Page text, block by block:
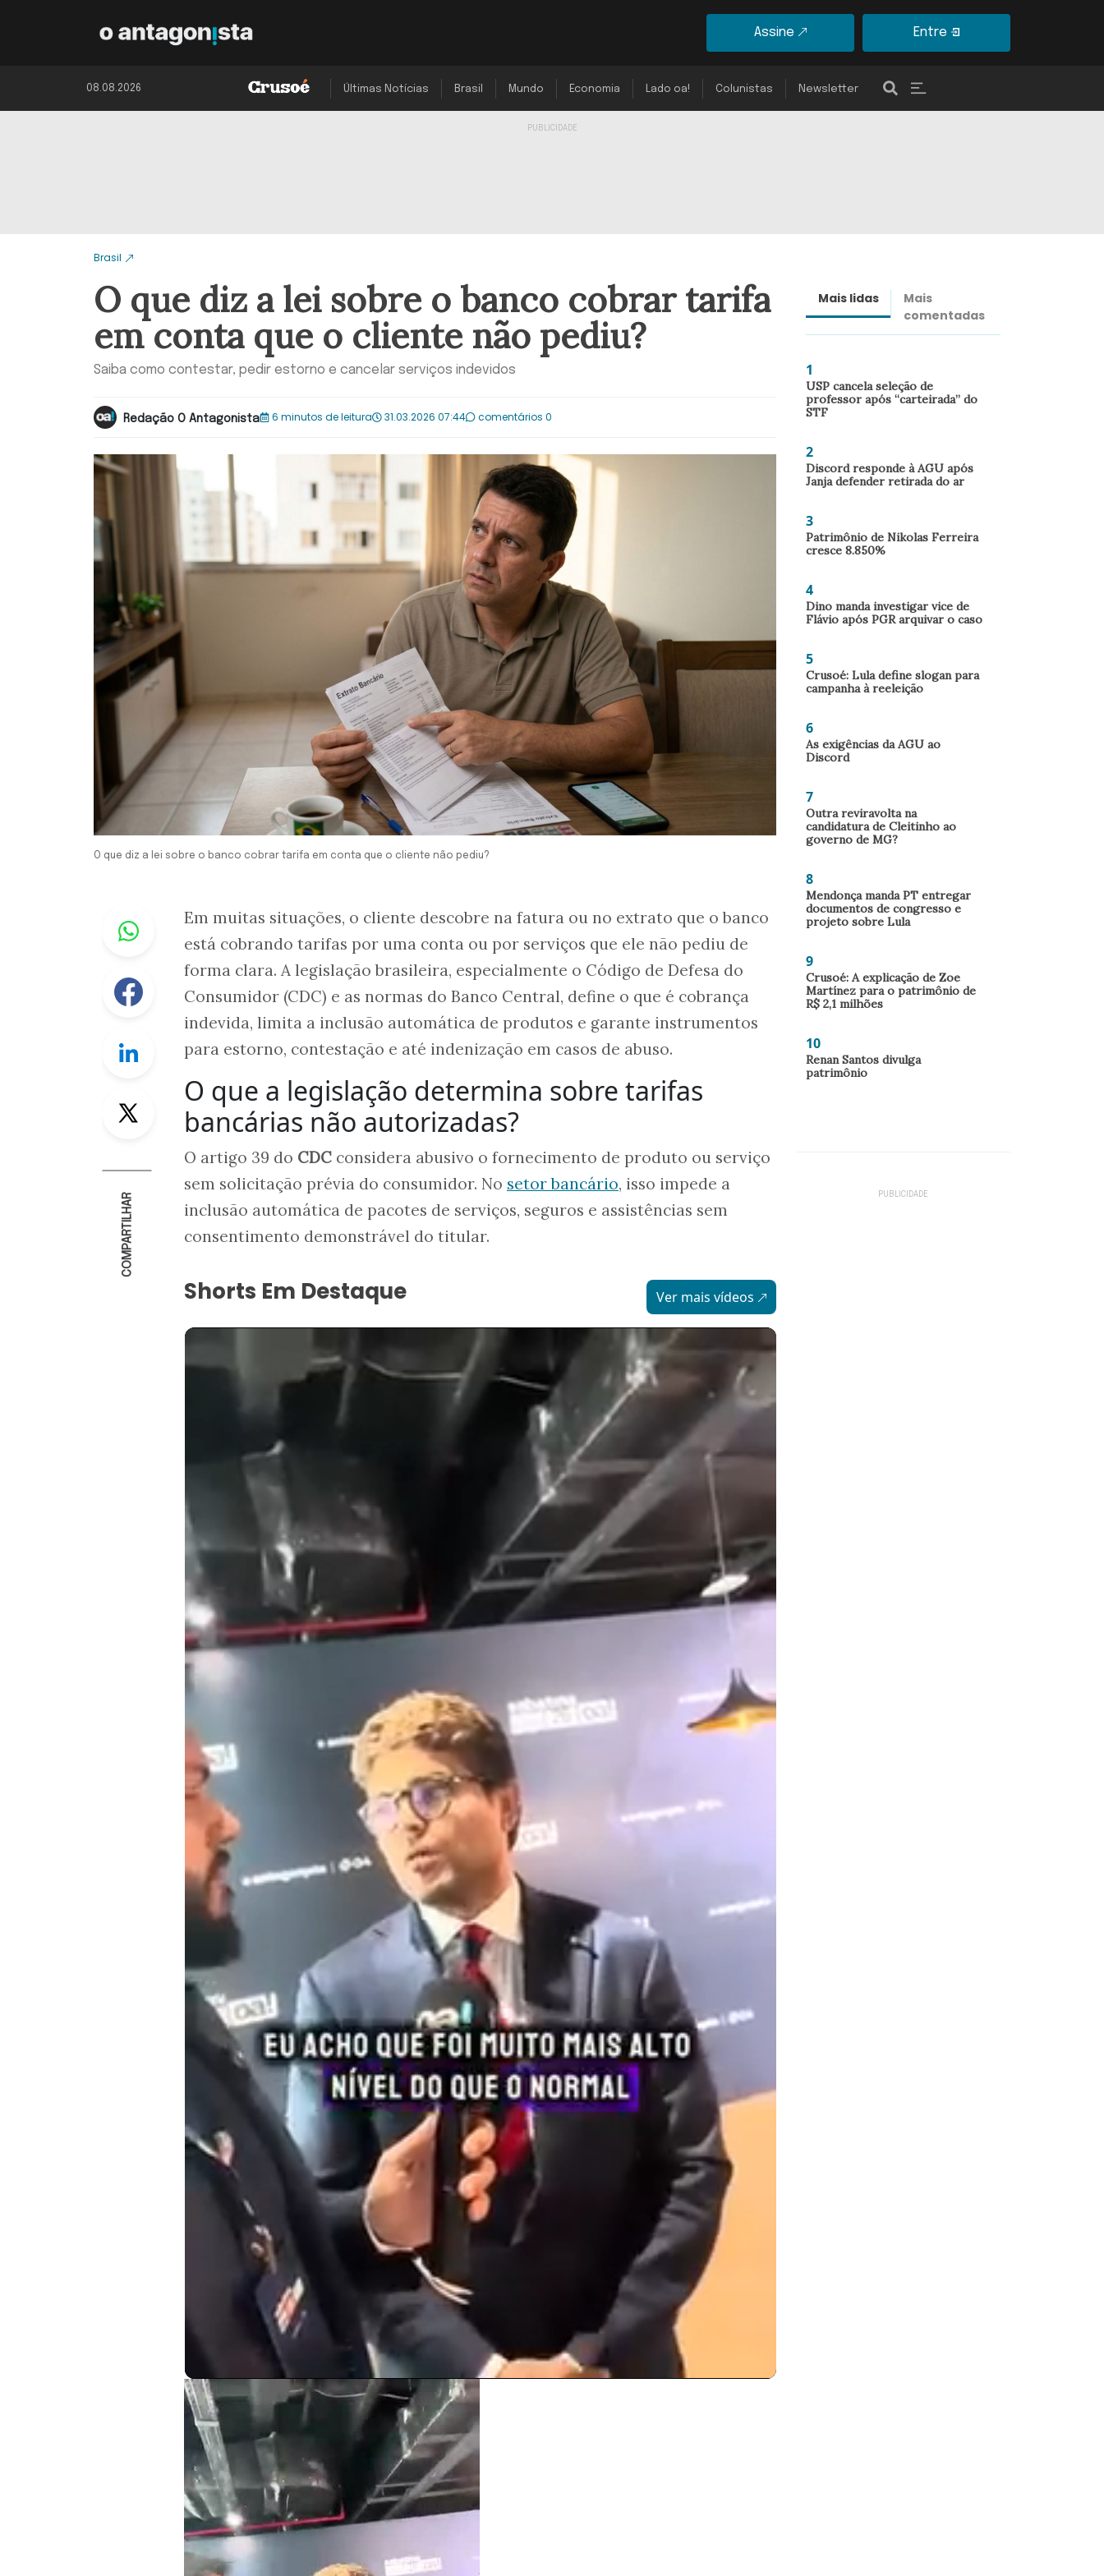
Assine Entre
08.08.2026 Últimas Notícias Brasil Mundo Economia Lado oa! Colunistas Newsletter
Brasil
O que diz a lei sobre o banco cobrar tarifa
em conta que o cliente não pediu?
Saiba como contestar, pedir estorno e cancelar serviços indevidos
Redação O Antagonista 6 minutos de leitura 31.03.2026 07:44 comentários 0
O que diz a lei sobre o banco cobrar tarifa em conta que o cliente não pediu?
Whastapp
Facebook
Twitter
COMPARTILHAR
Em muitas situações, o cliente descobre na fatura ou no extrato que o banco
está cobrando tarifas por uma conta ou por serviços que ele não pediu de
forma clara. A legislação brasileira, especialmente o Código de Defesa do
Consumidor (CDC) e as normas do Banco Central, define o que é cobrança
indevida, limita a inclusão automática de produtos e garante instrumentos
para estorno, contestação e até indenização em casos de abuso.
O que a legislação determina sobre tarifas
bancárias não autorizadas?
O artigo 39 do CDC considera abusivo o fornecimento de produto ou serviço
sem solicitação prévia do consumidor. No setor bancário, isso impede a
inclusão automática de pacotes de serviços, seguros e assistências sem
consentimento demonstrável do titular.
Shorts Em Destaque Ver mais vídeos
Mais lidas
Mais
comentadas
1
USP cancela seleção de
professor após “carteirada” do
STF
2
Discord responde à AGU após
Janja defender retirada do ar
3
Patrimônio de Nikolas Ferreira
cresce 8.850%
4
Dino manda investigar vice de
Flávio após PGR arquivar o caso
5
Crusoé: Lula define slogan para
campanha à reeleição
6
As exigências da AGU ao
Discord
7
Outra reviravolta na
candidatura de Cleitinho ao
governo de MG?
8
Mendonça manda PT entregar
documentos de congresso e
projeto sobre Lula
9
Crusoé: A explicação de Zoe
Martínez para o patrimônio de
R$ 2,1 milhões
10
Renan Santos divulga
patrimônio